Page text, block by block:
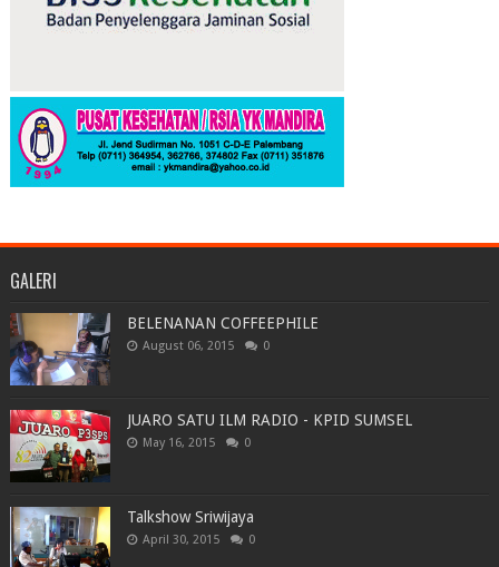
GALERI
BELENANAN COFFEEPHILE
August 06, 2015 0
JUARO SATU ILM RADIO - KPID SUMSEL
May 16, 2015 0
Talkshow Sriwijaya
April 30, 2015 0